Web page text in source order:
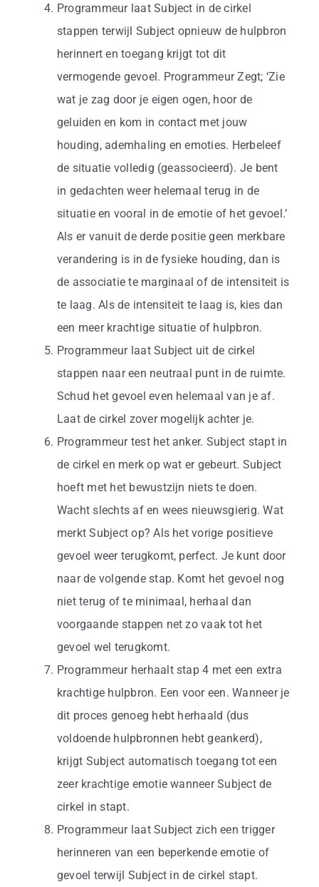
Programmeur laat Subject in de cirkel
stappen terwijl Subject opnieuw de hulpbron
herinnert en toegang krijgt tot dit
vermogende gevoel. Programmeur Zegt; ‘Zie
wat je zag door je eigen ogen, hoor de
geluiden en kom in contact met jouw
houding, ademhaling en emoties. Herbeleef
de situatie volledig (geassocieerd). Je bent
in gedachten weer helemaal terug in de
situatie en vooral in de emotie of het gevoel.’
Als er vanuit de derde positie geen merkbare
verandering is in de fysieke houding, dan is
de associatie te marginaal of de intensiteit is
te laag. Als de intensiteit te laag is, kies dan
een meer krachtige situatie of hulpbron.
Programmeur laat Subject uit de cirkel
stappen naar een neutraal punt in de ruimte.
Schud het gevoel even helemaal van je af.
Laat de cirkel zover mogelijk achter je.
Programmeur test het anker. Subject stapt in
de cirkel en merk op wat er gebeurt. Subject
hoeft met het bewustzijn niets te doen.
Wacht slechts af en wees nieuwsgierig. Wat
merkt Subject op? Als het vorige positieve
gevoel weer terugkomt, perfect. Je kunt door
naar de volgende stap. Komt het gevoel nog
niet terug of te minimaal, herhaal dan
voorgaande stappen net zo vaak tot het
gevoel wel terugkomt.
Programmeur herhaalt stap 4 met een extra
krachtige hulpbron. Een voor een. Wanneer je
dit proces genoeg hebt herhaald (dus
voldoende hulpbronnen hebt geankerd),
krijgt Subject automatisch toegang tot een
zeer krachtige emotie wanneer Subject de
cirkel in stapt.
Programmeur laat Subject zich een trigger
herinneren van een beperkende emotie of
gevoel terwijl Subject in de cirkel stapt.